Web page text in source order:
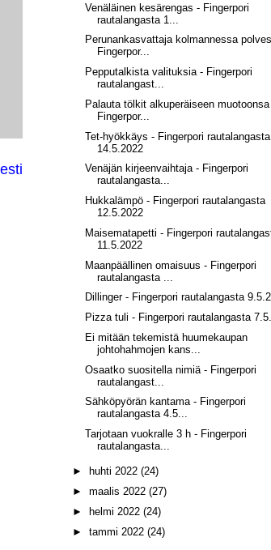
Venäläinen kesärengas - Fingerpori
rautalangasta 1...
Perunankasvattaja kolmannessa
Fingerpor...
Pepputalkista valituksia - Fingerpori
rautalangast...
Palauta tölkit alkuperäiseen
Fingerpor...
Tet-hyökkäys - Fingerpori rautalangasta
14.5.2022
Venäjän kirjeenvaihtaja - Fingerpori
rautalangasta...
Hukkalämpö - Fingerpori rautalangasta
12.5.2022
Maisematapetti - Fingerpori
11.5.2022
Maanpäällinen omaisuus - Fingerpori
rautalangasta ...
Dillinger - Fingerpori rautalangasta
Pizza tuli - Fingerpori rautalangasta
Ei mitään tekemistä huumekaupan
johtohahmojen kans...
Osaatko suositella nimiä - Fingerpori
rautalangast...
Sähköpyörän kantama - Fingerpori
rautalangasta 4.5...
Tarjotaan vuokralle 3 h - Fingerpori
rautalangasta...
► huhti 2022 (24)
► maalis 2022 (27)
►
helmi 2022 (24)
► tammi 2022 (24)